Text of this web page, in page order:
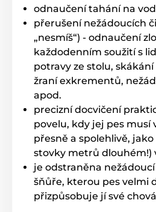
nedělá jeho nošení
na krku. Délka obojku je
.
Váha a rozměry
Vysílačka má šířku
hloubku 2,8 cm
6,1 cm, hloubku 3,1 cm a váží
Výhody
Vhodný pro výcvik citlivých i
odnaučení tahání na
přerušení nežádoucích
„nesmíš“) - odnaučení
každodenním soužití s
potravy ze stolu,
žraní exkrementů,
apod.
precizní docvičení
povelu, kdy jej pes musí
přesně a spolehlivě, jako
stovky metrů dlouhém!)
je odstraněna nežádoucí
šňůře, kterou pes velmi
přizpůsobuje jí své